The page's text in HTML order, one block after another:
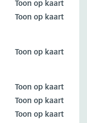
Toon op kaart
Toon op kaart
Toon op kaart
Toon op kaart
Toon op kaart
Toon op kaart